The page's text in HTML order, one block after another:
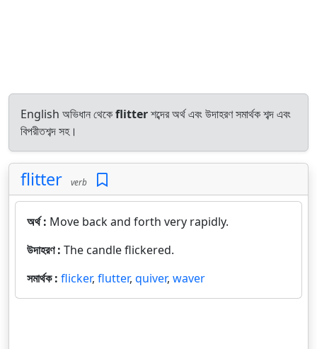
English অভিধান থেকেflitterশব্দের অর্থ এবং উদাহরণ সমার্থক শব্দ এবং
বিপরীতশব্দ সহ।
flitter verb
অর্থ : Move back and forth very rapidly.
উদাহরণ : The candle flickered.
সমার্থক : flicker, flutter, quiver, waver